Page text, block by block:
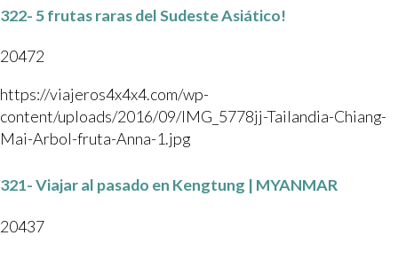
322- 5 frutas raras del Sudeste Asiático!
20472
https://viajeros4x4x4.com/wp-
content/uploads/2016/09/IMG_5778jj-Tailandia-Chiang-
Mai-Arbol-fruta-Anna-1.jpg
321- Viajar al pasado en Kengtung | MYANMAR
20437